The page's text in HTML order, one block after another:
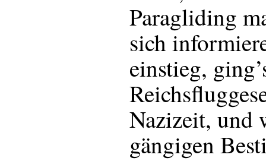
Paragliding
sich
einstieg,
Nazizeit, und
gängigen